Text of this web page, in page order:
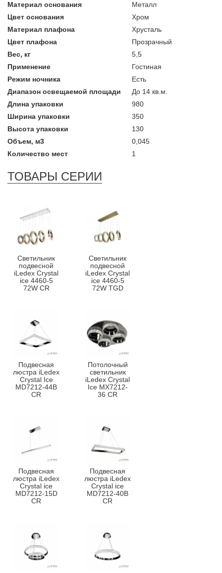
Материал основания
Металл
Цвет основания
Хром
Материал плафона
Хрусталь
Цвет плафона
Прозрачный
Вес, кг
5,5
Применение
Гостиная
Режим ночника
Есть
Диапазон освещаемой площади
До 14 кв.м.
Длина упаковки
980
Ширина упаковки
350
Высота упаковки
130
Объем, м3
0,045
Количество мест
1
ТОВАРЫ СЕРИИ
Светильник
подвесной
iLedex Crystal
ice 4460-5
72W CR
Светильник
подвесной
iLedex Crystal
ice 4460-5
72W TGD
Подвесная
люстра iLedex
Crystal Ice
MD7212-44B
CR
Потолочный
светильник
iLedex Crystal
Ice MX7212-
36 CR
Подвесная
люстра iLedex
Crystal ice
MD7212-15D
CR
Подвесная
люстра iLedex
Crystal ice
MD7212-40B
CR